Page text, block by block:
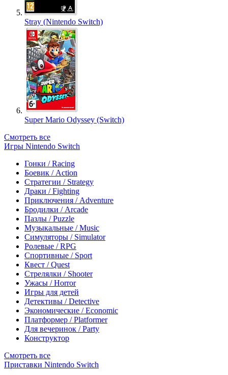
Stray (Nintendo Switch)
Super Mario Odyssey (Switch)
Смотреть все
Игры Nintendo Switch
Гонки / Racing
Боевик / Action
Стратегии / Strategy
Драки / Fighting
Приключения / Adventure
Бродилки / Arcade
Пазлы / Puzzle
Музыкальные / Music
Симуляторы / Simulator
Ролевые / RPG
Спортивные / Sport
Квест / Quest
Стрелялки / Shooter
Ужасы / Horror
Игры для детей
Детективы / Detective
Экономические / Economic
Платформер / Platformer
Для вечеринок / Party
Конструктор
Смотреть все
Приставки Nintendo Switch